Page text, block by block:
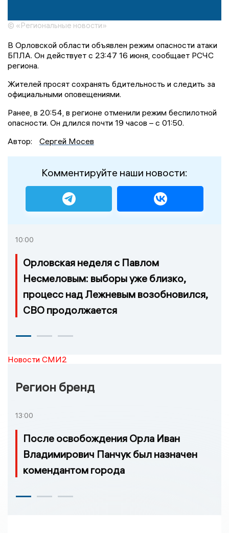
© «Региональные новости»
В Орловской области объявлен режим опасности атаки
БПЛА. Он действует с 23:47 16 июня, сообщает РСЧС
региона.
Жителей просят сохранять бдительность и следить за
официальными оповещениями.
Ранее, в 20:54, в регионе отменили режим беспилотной
опасности. Он длился почти 19 часов – с 01:50.
Автор:
Сергей Мосев
Комментируйте наши новости:
10:00
Орловская неделя с Павлом
Несмеловым: выборы уже близко,
процесс над Лежневым возобновился,
СВО продолжается
Новости СМИ2
Регион бренд
13:00
После освобождения Орла Иван
Владимирович Панчук был назначен
комендантом города